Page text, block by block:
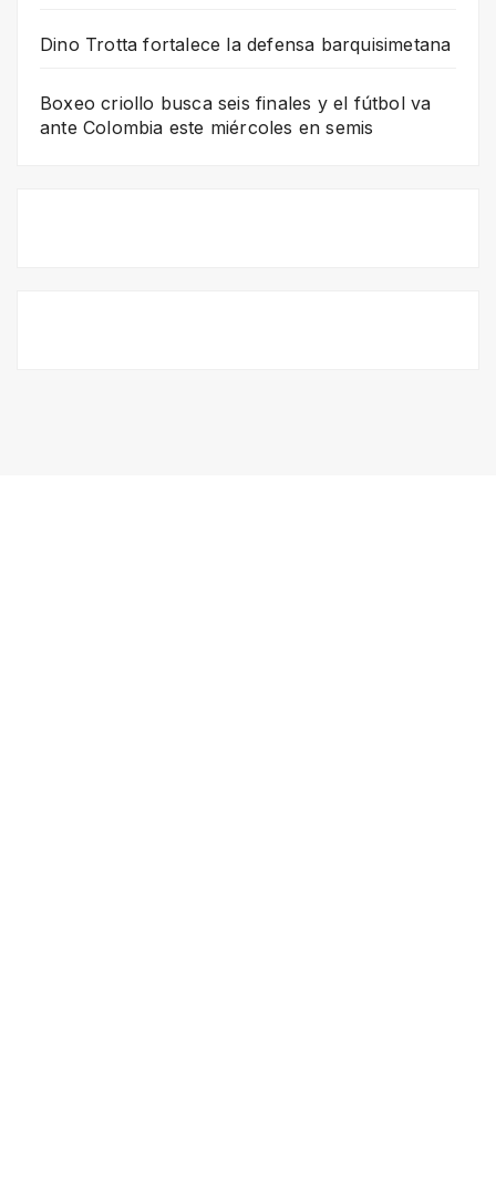
Dino Trotta fortalece la defensa barquisimetana
Boxeo criollo busca seis finales y el fútbol va
ante Colombia este miércoles en semis